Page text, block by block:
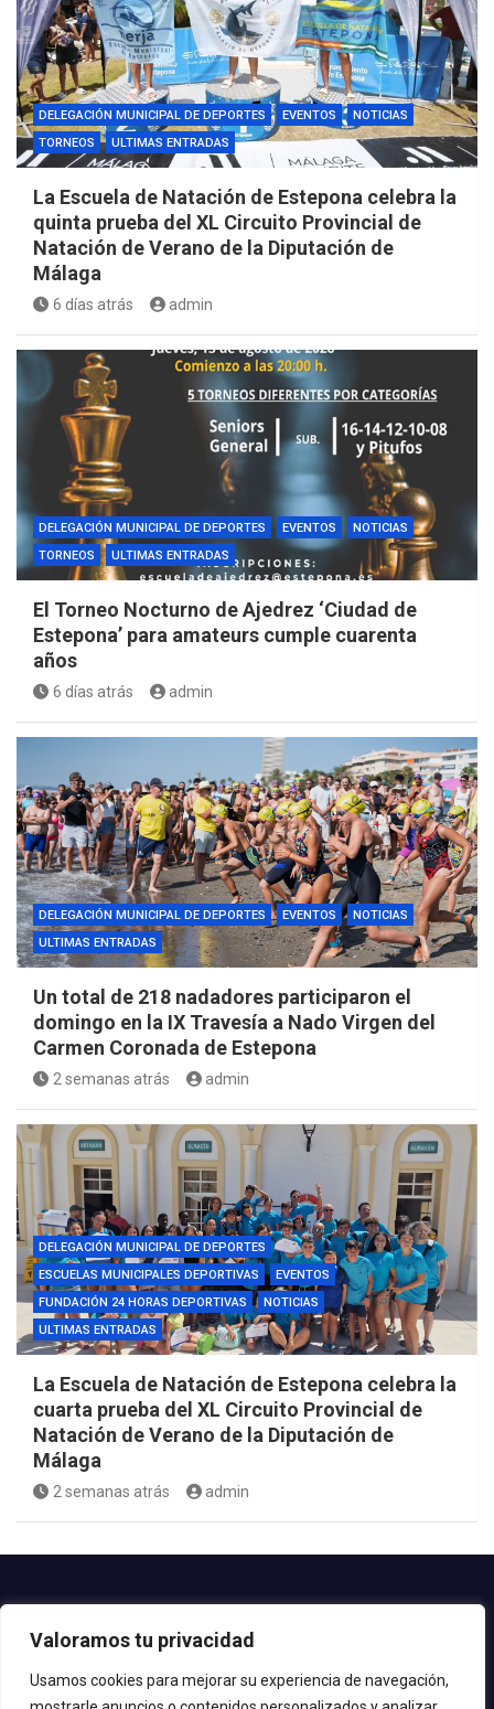
Valoramos tu privacidad
Usamos cookies para mejorar su experiencia de navegación,
DELEGACIÓN MUNICIPAL DE DEPORTES EVENTOS
NOTICIAS
TORNEOS
ULTIMAS ENTRADAS
La Escuela de Natación de Estepona celebra la
quinta prueba del XL Circuito Provincial de
Natación de Verano de la Diputación de
Málaga
6 días atrás admin
DELEGACIÓN MUNICIPAL DE DEPORTES EVENTOS
NOTICIAS
TORNEOS
ULTIMAS ENTRADAS
El Torneo Nocturno de Ajedrez ‘Ciudad de
Estepona’ para amateurs cumple cuarenta
años
6 días atrás admin
DELEGACIÓN MUNICIPAL DE DEPORTES EVENTOS
NOTICIAS
ULTIMAS ENTRADAS
Un total de 218 nadadores participaron el
domingo en la IX Travesía a Nado Virgen del
Carmen Coronada de Estepona
2 semanas atrás admin
DELEGACIÓN MUNICIPAL DE DEPORTES
ESCUELAS MUNICIPALES DEPORTIVAS
EVENTOS
FUNDACIÓN 24 HORAS DEPORTIVAS
NOTICIAS
ULTIMAS ENTRADAS
La Escuela de Natación de Estepona celebra la
cuarta prueba del XL Circuito Provincial de
Natación de Verano de la Diputación de
Málaga
2 semanas atrás admin
Teléfono: 952.80.24.44